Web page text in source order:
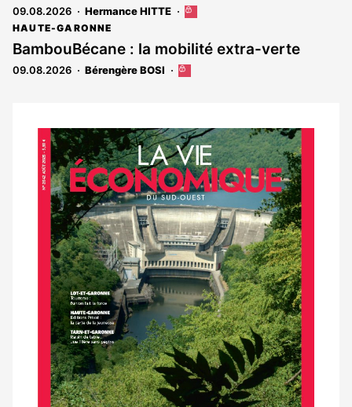
abonnés
09.08.2026 Hermance HITTE
Cet
est
réservé
aux
HAUTE-GARONNE
BambouBécane : la mobilité extra-verte
09.08.2026 Bérengère BOSI
Cet
aux
abonnés
Notre
dernier
magazine